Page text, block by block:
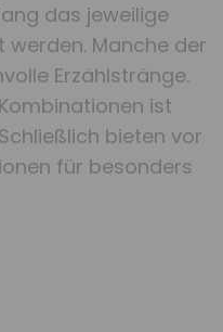
das jeweilige
werden. Manche der
Erzählstränge.
ist
bieten vor
für besonders